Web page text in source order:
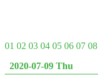
01 02 03 04 05 06 07 08
2020-07-09 Thu